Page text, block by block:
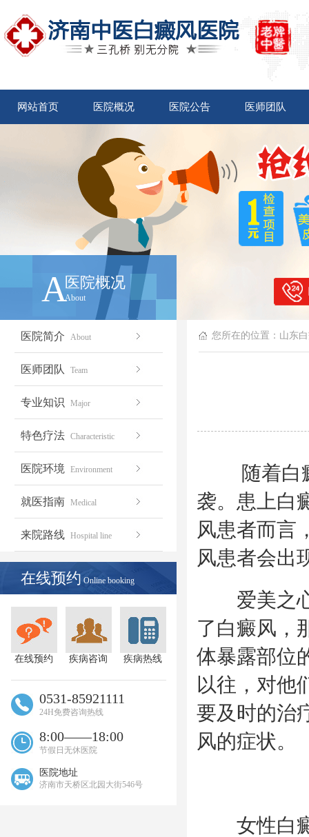
网站首页 医院概况 医院公告 医师团队
A医院概况
About
医院简介 About
医师团队 Team
专业知识 Major
特色疗法 Characteristic
医院环境 Environment
就医指南 Medical
来院路线 Hospital line
在线预约 Online booking
在线预约 疾病咨询 疾病热线
0531-85921111
24H免费咨询热线
8:00——18:00
节假日无休医院
医院地址
济南市天桥区北园大街546号
您所在的位置： 山东
随着白癜
袭。患上白
风患者而言
风患者会出
爱美之心
了白癜风，
体暴露部位
以往，对他
要及时的治
风的症状。
女性白癜